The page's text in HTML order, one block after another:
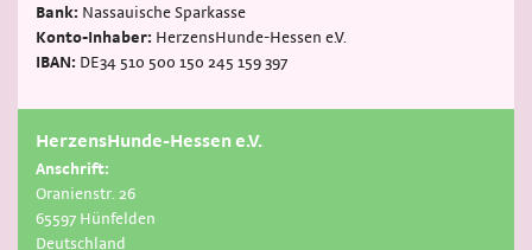
Bank: Nassauische Sparkasse
Konto-Inhaber: HerzensHunde-Hessen e.V.
IBAN: DE34 510 500 150 245 159 397
HerzensHunde-Hessen e.V.
Anschrift:
Oranienstr. 26
65597 Hünfelden
Deutschland